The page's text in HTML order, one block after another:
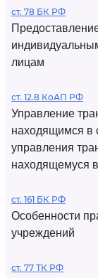
ст. 78 БК РФ
лицам
ст. 12.8 КоАП РФ
Управление
находящимся в
управления
находящемуся
ст. 161 БК РФ
Особенности
учреждений
ст. 77 ТК РФ